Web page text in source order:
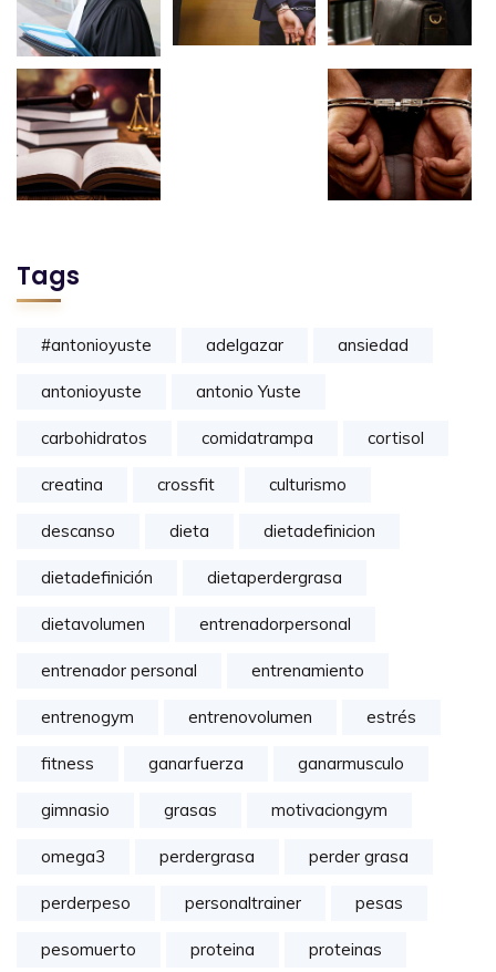
Tags
#antonioyuste adelgazar ansiedad
antonioyuste antonio Yuste
carbohidratos comidatrampa cortisol
creatina crossfit culturismo
descanso dieta dietadefinicion
dietadefinición dietaperdergrasa
dietavolumen entrenadorpersonal
entrenador personal entrenamiento
entrenogym entrenovolumen estrés
fitness ganarfuerza ganarmusculo
gimnasio grasas motivaciongym
omega3 perdergrasa perder grasa
perderpeso personaltrainer pesas
pesomuerto proteina proteinas